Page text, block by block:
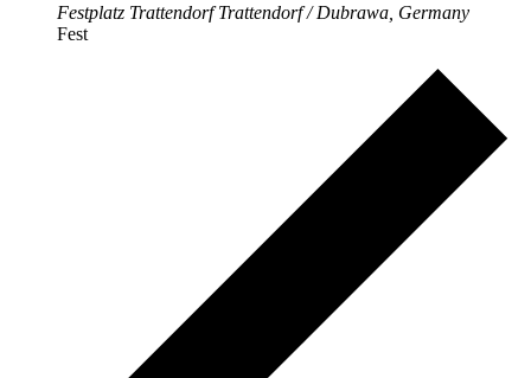
Festplatz TrattendorfTrattendorf / Dubrawa, Germany
Fest